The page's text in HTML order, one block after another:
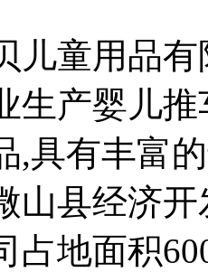
儿童用品
生产婴儿
,具有丰富
山县经济
占地面积